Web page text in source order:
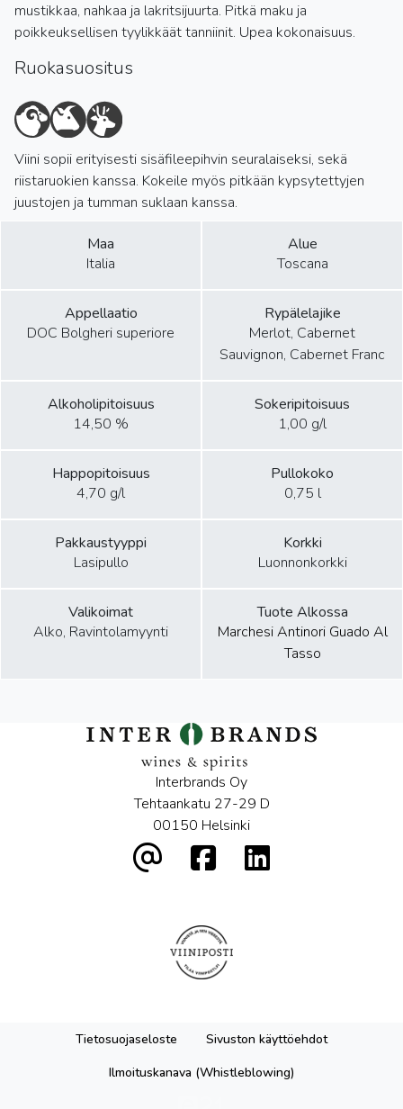
mustikkaa, nahkaa ja lakritsijuurta. Pitkä maku ja
poikkeuksellisen tyylikkäät tanniinit. Upea kokonaisuus.
Ruokasuositus
Viini sopii erityisesti sisäfileepihvin seuralaiseksi, sekä
riistaruokien kanssa. Kokeile myös pitkään kypsytettyjen
juustojen ja tumman suklaan kanssa.
Maa
Italia
Alue
Toscana
Appellaatio
DOC Bolgheri superiore
Rypälelajike
Merlot, Cabernet
Sauvignon, Cabernet Franc
Alkoholipitoisuus
14,50 %
Sokeripitoisuus
1,00 g/l
Happopitoisuus
4,70 g/l
Pullokoko
0,75 l
Pakkaustyyppi
Lasipullo
Korkki
Luonnonkorkki
Valikoimat
Alko, Ravintolamyynti
Tuote Alkossa
Marchesi Antinori Guado Al
Tasso
Interbrands Oy
Tehtaankatu 27-29 D
00150 Helsinki
Tietosuojaseloste
Sivuston käyttöehdot
Ilmoituskanava (Whistleblowing)